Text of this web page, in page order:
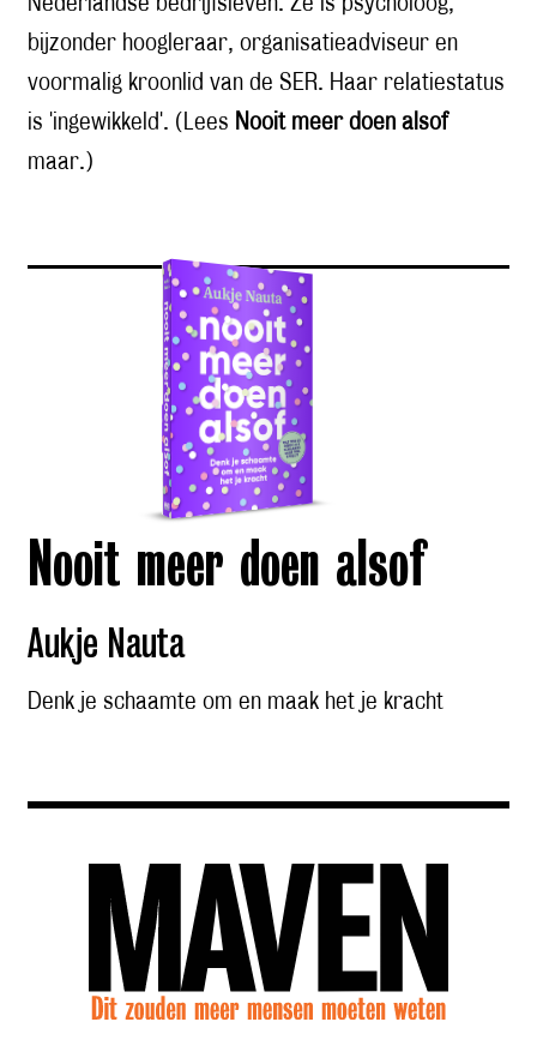
bijzonder hoogleraar, organisatieadviseur en
voormalig kroonlid van de SER. Haar relatiestatus
is 'ingewikkeld'. (Lees Nooit meer doen alsof
maar.)
Nooit meer doen alsof
Aukje Nauta
Denk je schaamte om en maak het je kracht